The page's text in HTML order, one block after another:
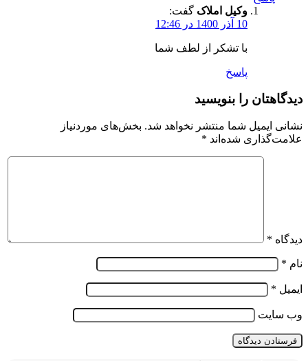
وکیل املاک گفت:
10 آذر 1400 در 12:46
با تشکر از لطف شما
پاسخ
دیدگاهتان را بنویسید
نشانی ایمیل شما منتشر نخواهد شد. بخش‌های موردنیاز
علامت‌گذاری شده‌اند *
دیدگاه *
نام *
ایمیل *
وب‌ سایت